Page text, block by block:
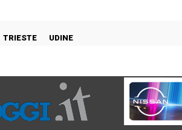
TRIESTE UDINE